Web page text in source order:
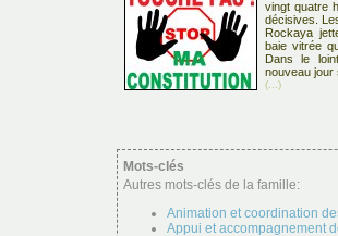
vingt quatre
décisives.
Rockaya
baie vitrée
Dans le
nouveau jour
(...)
Mots-clés
Autres mots-clés de la famille:
Animation et coordination
Appui et accompagnement